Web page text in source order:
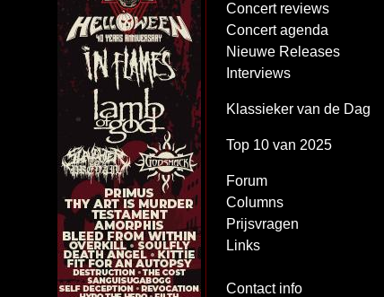
Concert reviews
Concert agenda
Nieuwe Releases
Interviews
Klassieker van de Dag
Top 10 van 2025
Forum
Columns
Prijsvragen
Links
Contact info